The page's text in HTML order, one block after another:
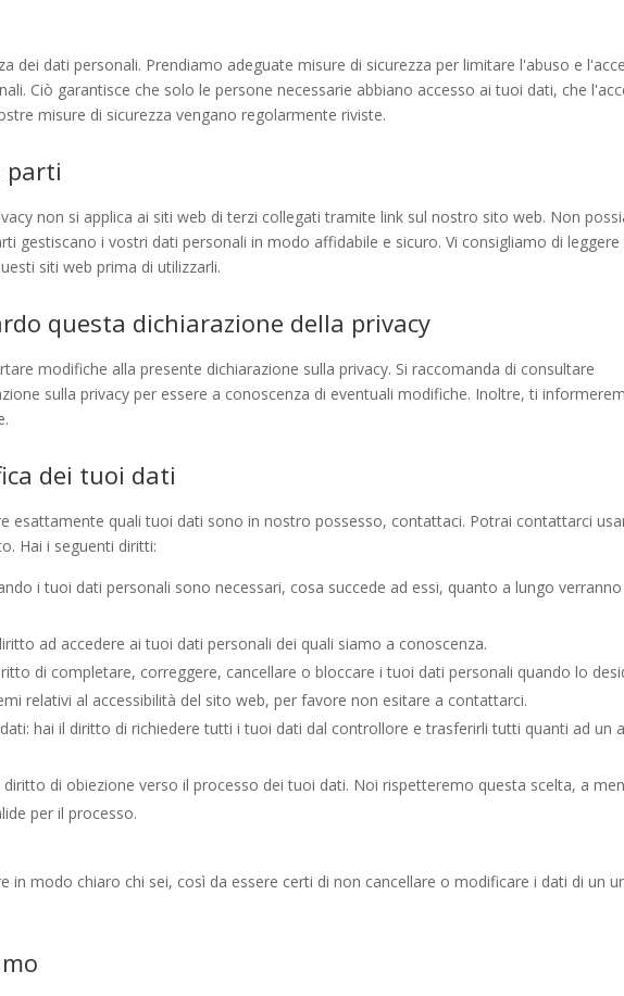
dei dati personali. Prendiamo adeguate misure di sicurezza per limitare l'abuso e
Ciò garantisce che solo le persone necessarie abbiano accesso ai tuoi dati, che
misure di sicurezza vengano regolarmente riviste.
parti
non si applica ai siti web di terzi collegati tramite link sul nostro sito web. Non
gestiscano i vostri dati personali in modo affidabile e sicuro. Vi consigliamo di leggere
siti web prima di utilizzarli.
questa dichiarazione della privacy
modifiche alla presente dichiarazione sulla privacy. Si raccomanda di consultare
sulla privacy per essere a conoscenza di eventuali modifiche. Inoltre, ti
dei tuoi dati
esattamente quali tuoi dati sono in nostro possesso, contattaci. Potrai contattarci
Hai i seguenti diritti:
i tuoi dati personali sono necessari, cosa succede ad essi, quanto a lungo verranno
ad accedere ai tuoi dati personali dei quali siamo a conoscenza.
di completare, correggere, cancellare o bloccare i tuoi dati personali quando lo
relativi al accessibilità del sito web, per favore non esitare a contattarci.
hai il diritto di richiedere tutti i tuoi dati dal controllore e trasferirli tutti quanti ad un
di obiezione verso il processo dei tuoi dati. Noi rispetteremo questa scelta, a
per il processo.
in modo chiaro chi sei, così da essere certi di non cancellare o modificare i dati di un